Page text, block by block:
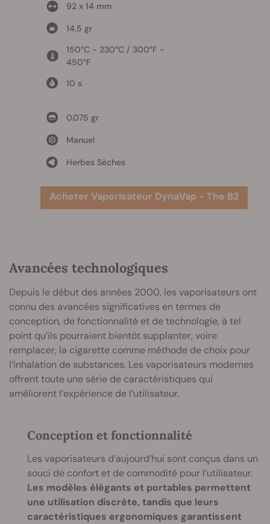
92 x 14 mm
14,5 gr
150°C - 230°C / 300°F -
450°F
10 s
0.075 gr
Manuel
Herbes Sèches
Acheter Vaporisateur DynaVap - The B2
Avancées technologiques
Depuis le début des années 2000, les vaporisateurs ont
connu des avancées significatives en termes de
conception, de fonctionnalité et de technologie, à tel
point qu’ils pourraient bientôt supplanter, voire
remplacer, la cigarette comme méthode de choix pour
l’inhalation de substances. Les vaporisateurs modernes
offrent toute une série de caractéristiques qui
améliorent l’expérience de l’utilisateur.
Conception et fonctionnalité
Les vaporisateurs d’aujourd’hui sont conçus dans un
souci de confort et de commodité pour l’utilisateur.
Les modèles élégants et portables permettent
une utilisation discrète, tandis que leurs
caractéristiques ergonomiques garantissent